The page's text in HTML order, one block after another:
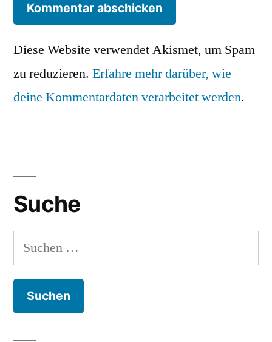
Diese Website verwendet Akismet, um Spam
zu reduzieren. Erfahre mehr darüber, wie
deine Kommentardaten verarbeitet werden.
Suche
Suchen
nach: